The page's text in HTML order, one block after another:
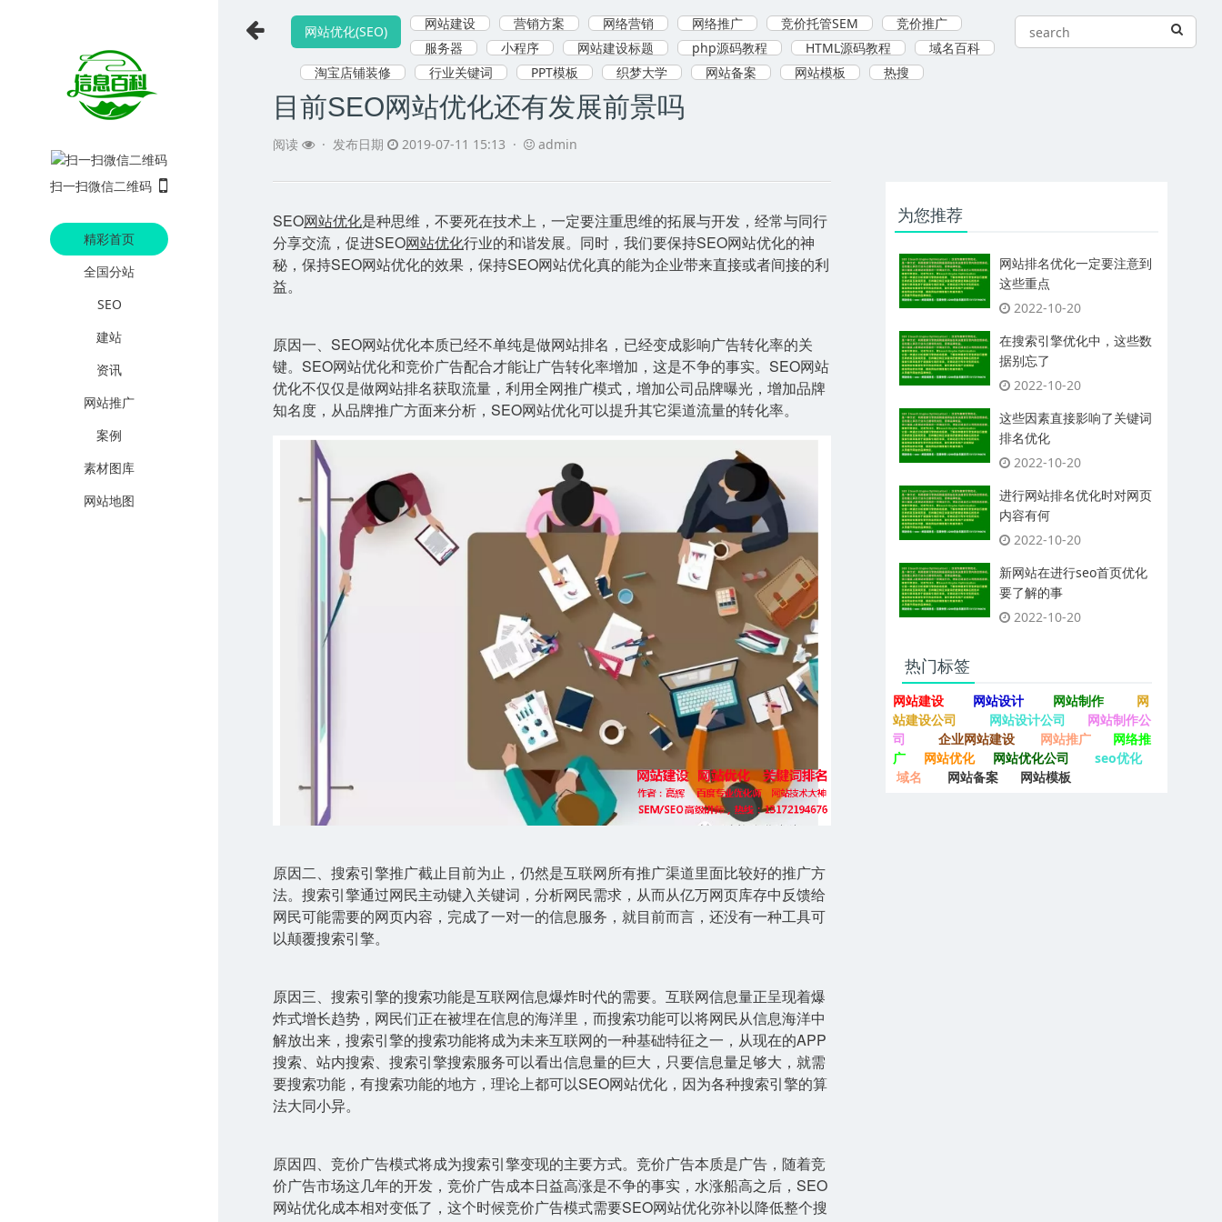
扫一扫微信二维码
精彩首页
全国分站
SEO
建站
资讯
网站推广
案例
素材图库
网站地图
网站优化(SEO) 网站建设 营销方案 网络营销 网络推广 竞价托管SEM
竞价推广
服务器
小程序 网站建设标题 php源码教程 HTML源码教程
域名百科
淘宝店铺装修
行业关键词 PPT模板 织梦大学 网站备案 网站模板 热搜
目前SEO网站优化还有发展前景吗
阅读 · 发布日期 2019-07-11 15:13 · admin
SEO网站优化是种思维，不要死在技术上，一定要注重思维的拓展与开发，经常与同行
分享交流，促进SEO网站优化行业的和谐发展。同时，我们要保持SEO网站优化的神
秘，保持SEO网站优化的效果，保持SEO网站优化真的能为企业带来直接或者间接的利
益。
原因一、SEO网站优化本质已经不单纯是做网站排名，已经变成影响广告转化率的关
键。SEO网站优化和竞价广告配合才能让广告转化率增加，这是不争的事实。SEO网站
优化不仅仅是做网站排名获取流量，利用全网推广模式，增加公司品牌曝光，增加品牌
知名度，从品牌推广方面来分析，SEO网站优化可以提升其它渠道流量的转化率。
原因二、搜索引擎推广截止目前为止，仍然是互联网所有推广渠道里面比较好的推广方
法。搜索引擎通过网民主动键入关键词，分析网民需求，从而从亿万网页库存中反馈给
网民可能需要的网页内容，完成了一对一的信息服务，就目前而言，还没有一种工具可
以颠覆搜索引擎。
原因三、搜索引擎的搜索功能是互联网信息爆炸时代的需要。互联网信息量正呈现着爆
炸式增长趋势，网民们正在被埋在信息的海洋里，而搜索功能可以将网民从信息海洋中
解放出来，搜索引擎的搜索功能将成为未来互联网的一种基础特征之一，从现在的APP
搜索、站内搜索、搜索引擎搜索服务可以看出信息量的巨大，只要信息量足够大，就需
要搜索功能，有搜索功能的地方，理论上都可以SEO网站优化，因为各种搜索引擎的算
法大同小异。
原因四、竞价广告模式将成为搜索引擎变现的主要方式。竞价广告本质是广告，随着竞
价广告市场这几年的开发，竞价广告成本日益高涨是不争的事实，水涨船高之后，SEO
网站优化成本相对变低了，这个时候竞价广告模式需要SEO网站优化弥补以降低整个搜
为您推荐
网站排名优化一定要注意到
这些重点
2022-10-20
在搜索引擎优化中，这些数
据别忘了
2022-10-20
这些因素直接影响了关键词
排名优化
2022-10-20
进行网站排名优化时对网页
内容有何
2022-10-20
新网站在进行seo首页优化
要了解的事
2022-10-20
热门标签
网站建设 网站设计 网站制作
网
站建设公司
网站设计公司
网站制作公
司
企业网站建设 网站推广
网络推
广
网站优化 网站优化公司
seo优化
域名
网站备案 网站模板